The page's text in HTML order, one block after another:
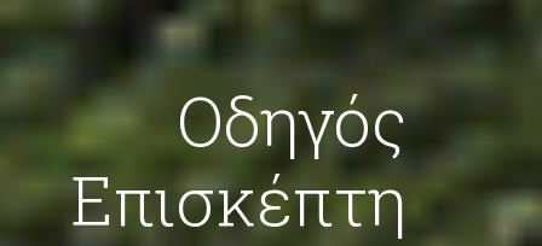
Οδηγός
Επισκέπτη